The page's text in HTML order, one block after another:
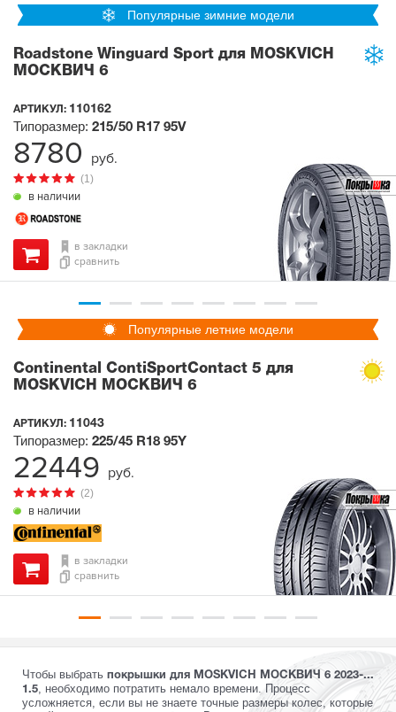
Популярные зимние модели
Roadstone Winguard Sport для MOSKVICH
МОСКВИЧ 6
АРТИКУЛ: 110162
в наличии
(1)
Типоразмер: 215/50 R17 95V
в закладки
сравнить
8780 руб.
Популярные летние модели
Continental ContiSportContact 5 для
MOSKVICH МОСКВИЧ 6
АРТИКУЛ: 11043
в наличии
(2)
Типоразмер: 225/45 R18 95Y
в закладки
сравнить
22449 руб.
Чтобы выбрать покрышки для MOSKVICH МОСКВИЧ 6 2023-...
1.5
, необходимо потратить немало времени. Процесс
усложняется, если вы не знаете точные размеры колес, которые